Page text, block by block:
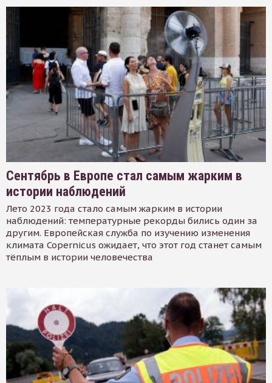
Сентябрь в Европе стал самым жарким в
истории наблюдений
Лето 2023 года стало самым жарким в истории
наблюдений: температурные рекорды бились один за
другим. Европейская служба по изучению изменения
климата Copernicus ожидает, что этот год станет самым
тёплым в истории человечества